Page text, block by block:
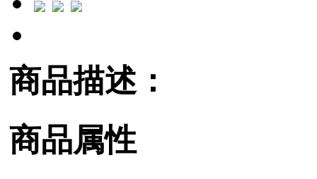
商品描述：
商品属性